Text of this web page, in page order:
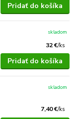
Pridať do košíka
32 €/ks
skladom
Pridať do košíka
7,40 €/ks
skladom